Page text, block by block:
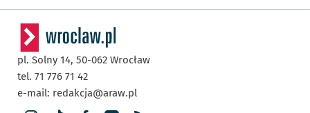
pl. Solny 14, 50-062 Wrocław
tel. 71 776 71 42
e-mail: redakcja@araw.pl